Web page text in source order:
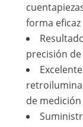
forma eficaz
precisión
de